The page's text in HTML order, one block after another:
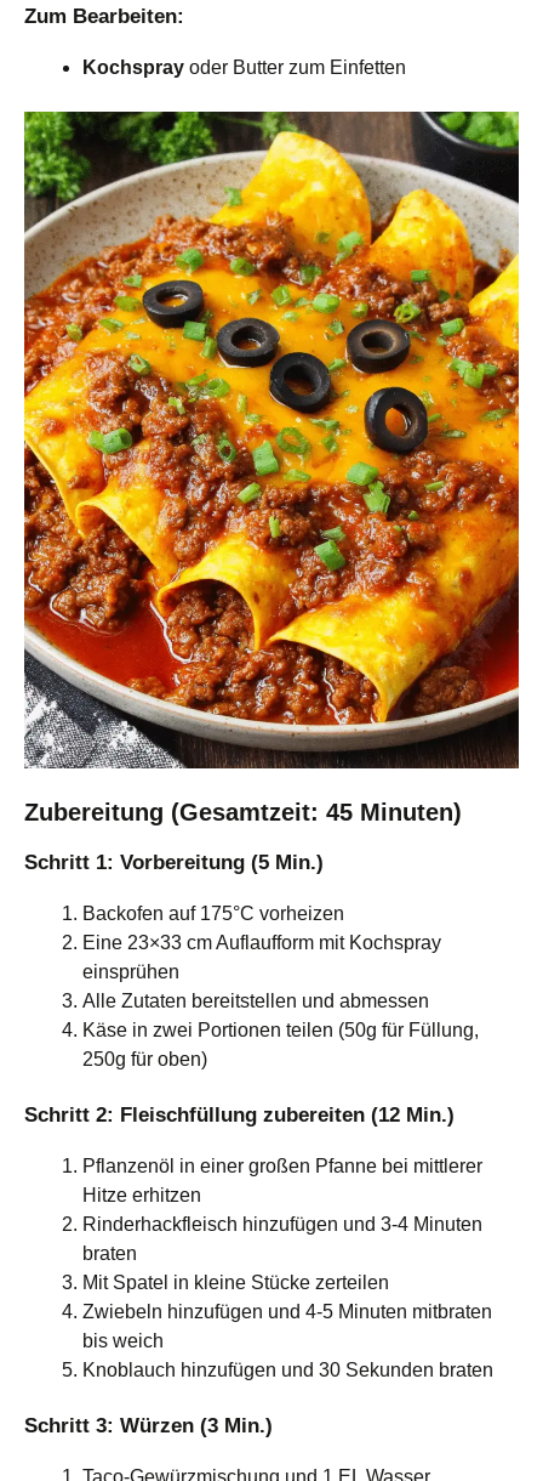
Zum Bearbeiten:
Kochspray oder Butter zum Einfetten
Zubereitung (Gesamtzeit: 45 Minuten)
Schritt 1: Vorbereitung (5 Min.)
Backofen auf 175°C vorheizen
Eine 23×33 cm Auflaufform mit Kochspray
einsprühen
Alle Zutaten bereitstellen und abmessen
Käse in zwei Portionen teilen (50g für Füllung,
250g für oben)
Schritt 2: Fleischfüllung zubereiten (12 Min.)
Pflanzenöl in einer großen Pfanne bei mittlerer
Hitze erhitzen
Rinderhackfleisch hinzufügen und 3-4 Minuten
braten
Mit Spatel in kleine Stücke zerteilen
Zwiebeln hinzufügen und 4-5 Minuten mitbraten
bis weich
Knoblauch hinzufügen und 30 Sekunden braten
Schritt 3: Würzen (3 Min.)